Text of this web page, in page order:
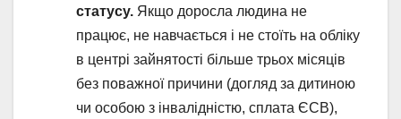
статусу. Якщо доросла людина не
працює, не навчається і не стоїть на обліку
в центрі зайнятості більше трьох місяців
без поважної причини (догляд за дитиною
чи особою з інвалідністю, сплата ЄСВ),